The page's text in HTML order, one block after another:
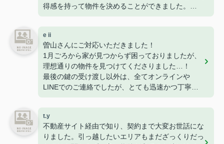
得感を持って物件を決めることができました。
です。
ありがとうございました！
e ii
曽山さんにご対応いただきました！
1月ごろから家が見つからず困っておりましたが、
理想通りの物件を見つけてくださりました…！
最後の鍵の受け渡し以外は、全てオンラインや
LINEでのご連絡でしたが、とても迅速かつ丁寧に
長年不動産にお勤めされているとのことで、知識も
豊富で色んなご相談にも乗ってくださります。
また家を探すときはぜひお願いします！
t.y
不動産サイト経由で知り、契約まで大変お世話にな
りました。引っ越したいエリアもまだざっくりだっ